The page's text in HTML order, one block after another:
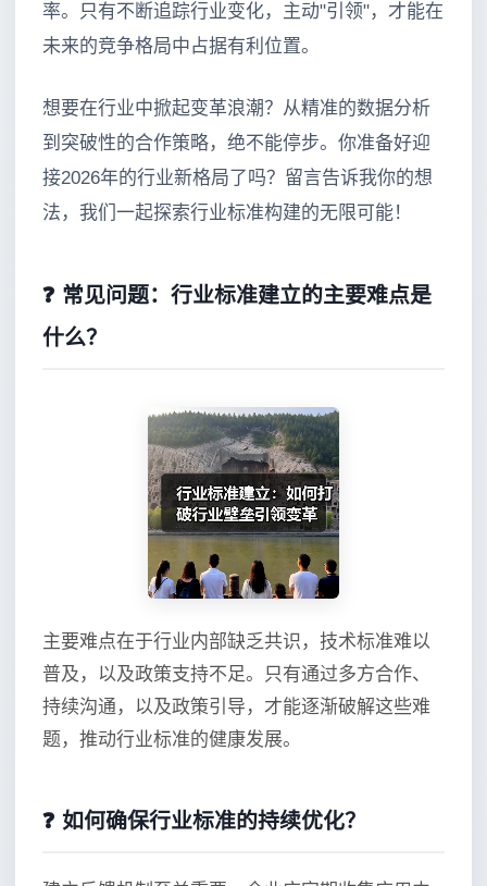
率。只有不断追踪行业变化，主动"引领"，才能在
未来的竞争格局中占据有利位置。
想要在行业中掀起变革浪潮？从精准的数据分析
到突破性的合作策略，绝不能停步。你准备好迎
接2026年的行业新格局了吗？留言告诉我你的想
法，我们一起探索行业标准构建的无限可能！
❓ 常见问题：行业标准建立的主要难点是
什么？
主要难点在于行业内部缺乏共识，技术标准难以
普及，以及政策支持不足。只有通过多方合作、
持续沟通，以及政策引导，才能逐渐破解这些难
题，推动行业标准的健康发展。
❓ 如何确保行业标准的持续优化？